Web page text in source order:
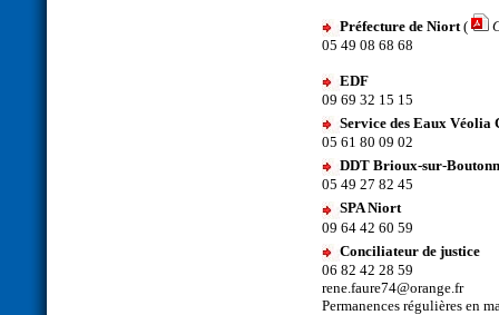
Préfecture de Niort(
05 49 08 68 68
EDF
09 69 32 15 15
Service des Eaux Véolia
05 61 80 09 02
DDT Brioux-sur-
05 49 27 82 45
SPA Niort
09 64 42 60 59
Conciliateur de justice
06 82 42 28 59
rene.faure74@orange.fr
Permanences régulières en